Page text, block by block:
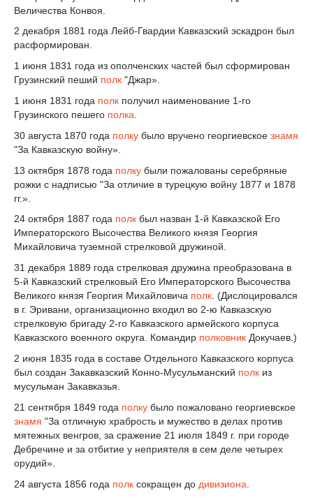
Величества Конвоя.
2 декабря 1881 года Лейб-Гвардии Кавказский эскадрон был
расформирован.
1 июня 1831 года из ополченских частей был сформирован
Грузинский пеший полк "Джар».
1 июня 1831 года полк получил наименование 1-го
Грузинского пешего полка
30 августа 1870 года полку было вручено георгиевское знамя
"За Кавказскую войну».
13 октября 1878 года полку были пожалованы серебряные
рожки с надписью "За отличие в турецкую войну 1877 и 1878
гг.».
24 октября 1887 года полк был назван 1-й Кавказской Его
Императорского Высочества Великого князя Георгия
Михайловича туземной стрелковой дружиной.
31 декабря 1889 года стрелковая дружина преобразована в
5-й Кавказский стрелковый Его Императорского Высочества
Великого князя Георгия Михайловича полк . (Дислоцировался
в г. Эривани, организационно входил во 2-ю Кавказскую
стрелковую бригаду 2-го Кавказского армейского корпуса
Кавказского военного округа. Командир полковник Докучаев.)
2 июня 1835 года в составе Отдельного Кавказского корпуса
был создан Закавказский Конно-Мусульманский полк из
мусульман Закавказья.
21 сентября 1849 года полку было пожаловано георгиевское
знамя "За отличную храбрость и мужество в делах против
мятежных венгров, за сражение 21 июля 1849 г. при городе
Дебречине и за отбитие у неприятеля в сем деле четырех
орудий».
24 августа 1856 года полк сокращен до дивизиона